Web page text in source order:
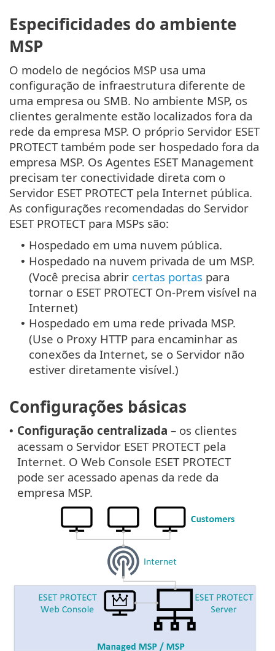
Especificidades do ambiente
MSP
O modelo de negócios MSP usa uma
configuração de infraestrutura diferente de
uma empresa ou SMB. No ambiente MSP, os
clientes geralmente estão localizados fora da
rede da empresa MSP. O próprio Servidor ESET
PROTECT também pode ser hospedado fora da
empresa MSP. Os Agentes ESET Management
precisam ter conectividade direta com o
Servidor ESET PROTECT pela Internet pública.
As configurações recomendadas do Servidor
ESET PROTECT para MSPs são:
• Hospedado em uma nuvem pública.
• Hospedado na nuvem privada de um MSP.
(Você precisa abrir certas portas para
tornar o ESET PROTECT On-Prem visível na
Internet)
• Hospedado em uma rede privada MSP.
(Use o Proxy HTTP para encaminhar as
conexões da Internet, se o Servidor não
estiver diretamente visível.)
Configurações básicas
• Configuração centralizada – os clientes
acessam o Servidor ESET PROTECT pela
Internet. O Web Console ESET PROTECT
pode ser acessado apenas da rede da
empresa MSP.